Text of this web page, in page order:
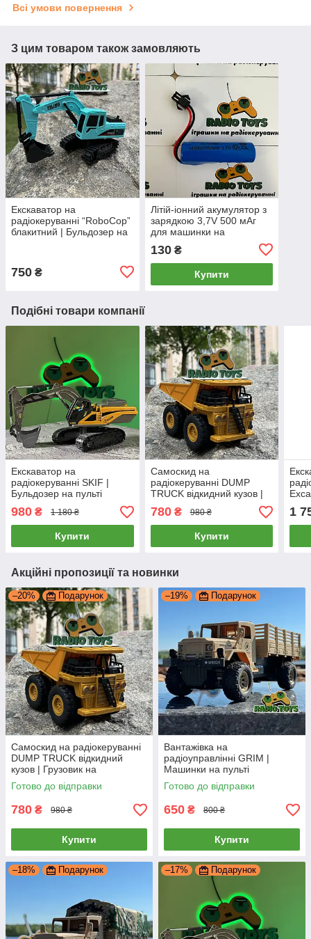
Всі умови повернення
З цим товаром також замовляють
Екскаватор на
радіокеруванні “RoboCop”
блакитний | Бульдозер на
750 ₴
Літій-іонний акумулятор з
зарядкою 3,7V 500 мАг
для машинки на
радіокеруванні та дитячих
іграшок Li-Ion 14500
130₴
Купити
Подібні товари компанії
Екскаватор на
радіокеруванні SKIF |
Бульдозер на пульті
управління | Екскаватор
на радіоуправлінні
980 ₴ 1 180 ₴
Купити
Самоскид на
радіокеруванні DUMP
TRUCK відкидний кузов |
Грузовик на
радіоуправлінні |
Вантажівка на пульту
780₴ 980 ₴
Купити
на
1
Акційні пропозиції та новинки
–20% Подарунок
Самоскид на радіокеруванні
DUMP TRUCK відкидний
кузов | Грузовик на
радіоуправлінні | Вантажівка
на пульту
Готово до відправки
780 ₴ 980 ₴
Купити
–19% Подарунок
Вантажівка на
радіоуправлінні GRIM |
Машинки на пульті
управління вантажівки |
Вантажна машина на
радіокеруванні
Готово до відправки
650 ₴ 800 ₴
Купити
–18% Подарунок –17% Подарунок